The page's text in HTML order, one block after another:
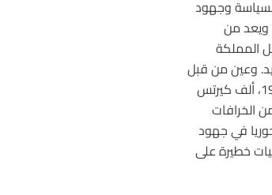
وجهود
ويعد من
المملكة
وعين من قبل
باحثا زائرا بالمعهد الفرنسي للعلاقات الدولية في باريس وDeutsche Gesellschaft fuer Auswaertige Politik في بون. عام 1998، ألف كيرتس
الخرافات
في جهود
خطيرة على